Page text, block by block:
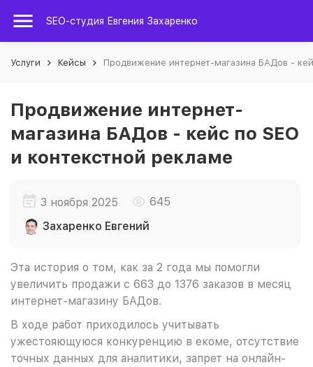
SEO-студия Евгения Захаренко
Услуги Кейсы Продвижение интернет-магазина БАДов -
Продвижение интернет-
магазина БАДов - кейс по SEO
и контекстной рекламе
3 ноября 2025
645
Захаренко Евгений
Эта история о том, как за 2 года мы помогли
увеличить продажи с 663 до 1376 заказов в месяц
интернет-магазину БАДов.
В ходе работ приходилось учитывать
ужестояющуюся конкуренцию в екоме, отсутствие
точных данных для аналитики, запрет на онлайн-